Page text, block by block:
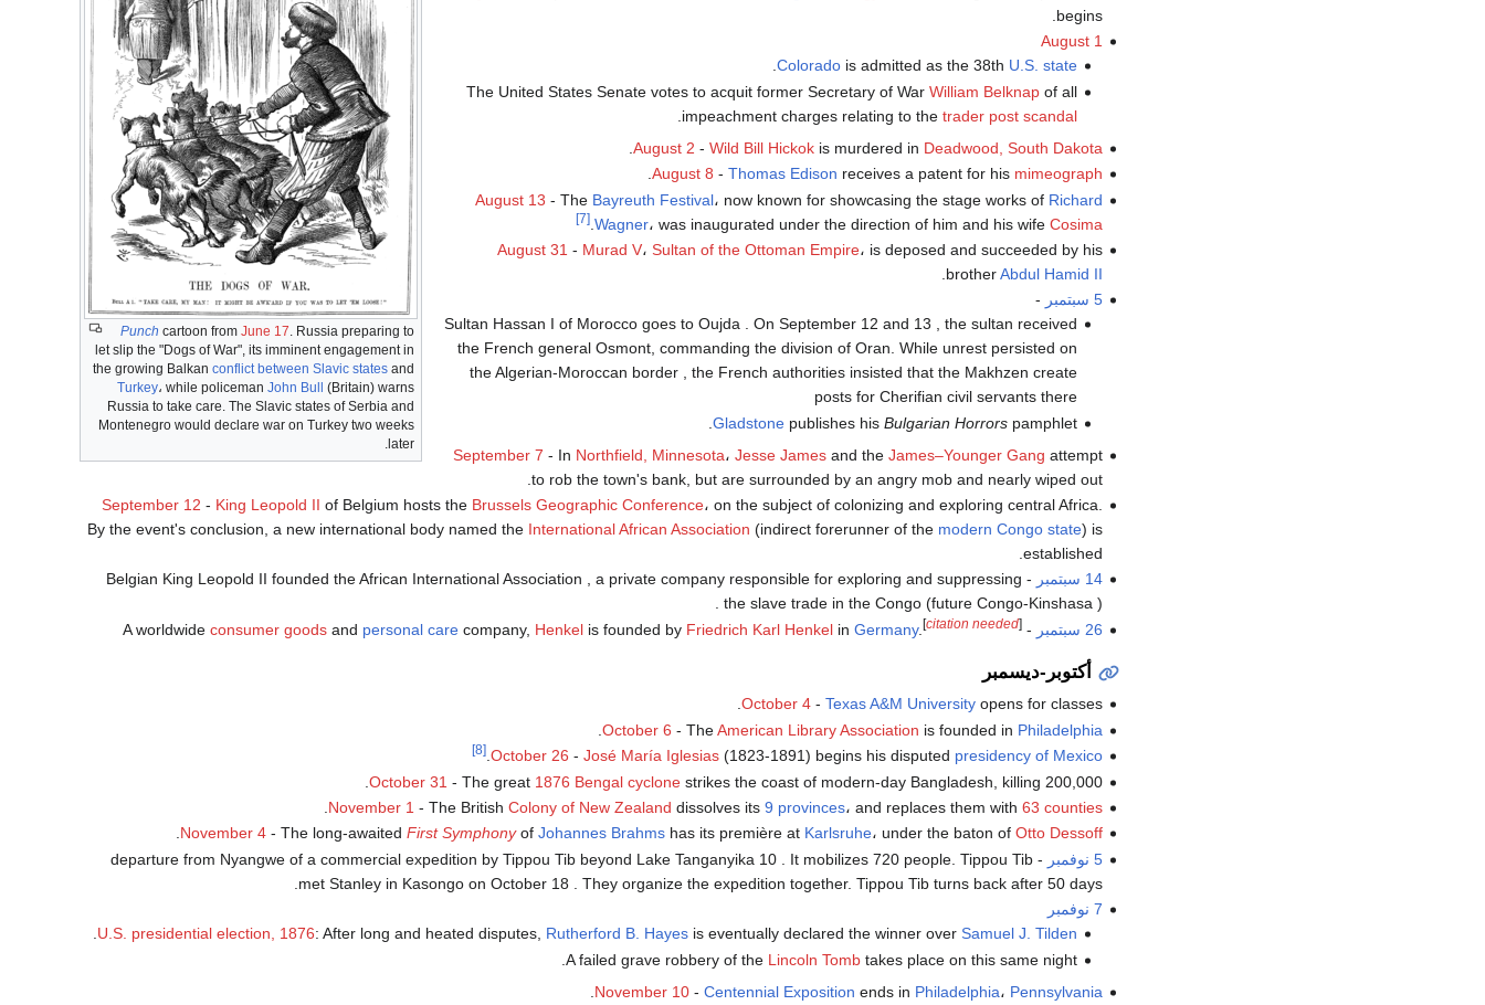
Punch cartoon from June 17. Russia preparing to
let slip the "Dogs of War", its imminent engagement in
the growing Balkan conflict between Slavic states and
Turkey، while policeman John Bull
(Britain) warns
Russia to take care. The Slavic states of Serbia and
Montenegro would declare war on Turkey two weeks
later.
begins.
August 1
Colorado is admitted as the 38th U.S. state
.
The United States Senate votes to acquit former Secretary of WarWilliam Belknap of all
impeachment charges relating to thetrader post scandal
August 2 - Wild Bill Hickokis murdered in Deadwood, South Dakota
August 8 - Thomas Edison receives a patent for his mimeograph
August 13 - The Bayreuth Festival، now known for showcasing the stage works of Richard
Wagner، was inaugurated under the direction of him and his wife Cosima
.
[7]
August 31 - Murad V، Sultan of the Ottoman Empire، is deposed and succeeded by his
brotherAbdul Hamid II
5 سبتمبر
-
Sultan Hassan I of Morocco goes to Oujda . On September 12 and 13 , the sultan received
the French general Osmont, commanding the division of Oran. While unrest persisted on
the Algerian-Moroccan border , the French authorities insisted that the Makhzen create
posts for Cherifian civil servants there
Gladstone publishes hisBulgarian Horrors pamphlet.
September 7 - In Northfield, Minnesota، Jesse Jamesand the James–Younger Gang attempt
to rob the town's bank, but are surrounded by an angry mob and nearly wiped out.
September 12 - King Leopold II of Belgium hosts the Brussels Geographic Conference، on the subject of colonizing and exploring central Africa.
By the event's conclusion, a new international body named the International African Association (indirect forerunner of the modern Congo state) is
established.
14 سبتمبر
- Belgian King Leopold II founded the African International Association , a private company responsible for exploring and suppressing
the slave trade in the Congo (future Congo-Kinshasa ) .
26 سبتمبر
- A worldwide
consumer goodsand personal carecompany, Henkelis founded by Friedrich Karl Henkelin Germany. [citation needed]
أكتوبر-ديسمبر
October 4- Texas A&M Universityopens for classes.
October 6 - TheAmerican Library Association is founded in Philadelphia
October 26 - José María Iglesias(1823-1891) begins his disputed presidency of Mexico
.
[8]
October 31 - The great 1876 Bengal cyclonestrikes the coast of modern-day Bangladesh, killing 200,000.
November 1 - The British Colony of New Zealand dissolves its 9 provinces، and replaces them with 63 counties
November 4- The long-awaited First Symphonyof Johannes Brahmshas its première at Karlsruhe، under the baton of Otto Dessoff
.
5 نوفمبر
- departure from Nyangwe of a commercial expedition by Tippou Tib beyond Lake Tanganyika 10 . It mobilizes 720 people. Tippou Tib
met Stanley in Kasongo on October 18 . They organize the expedition together. Tippou Tib turns back after 50 days.
7 نوفمبر
U.S. presidential election, 1876: After long and heated disputes, Rutherford B. Hayes is eventually declared the winner overSamuel J. Tilden
A failed grave robbery of the Lincoln Tomb takes place on this same night.
November 10- Centennial Exposition ends in Philadelphia، Pennsylvania